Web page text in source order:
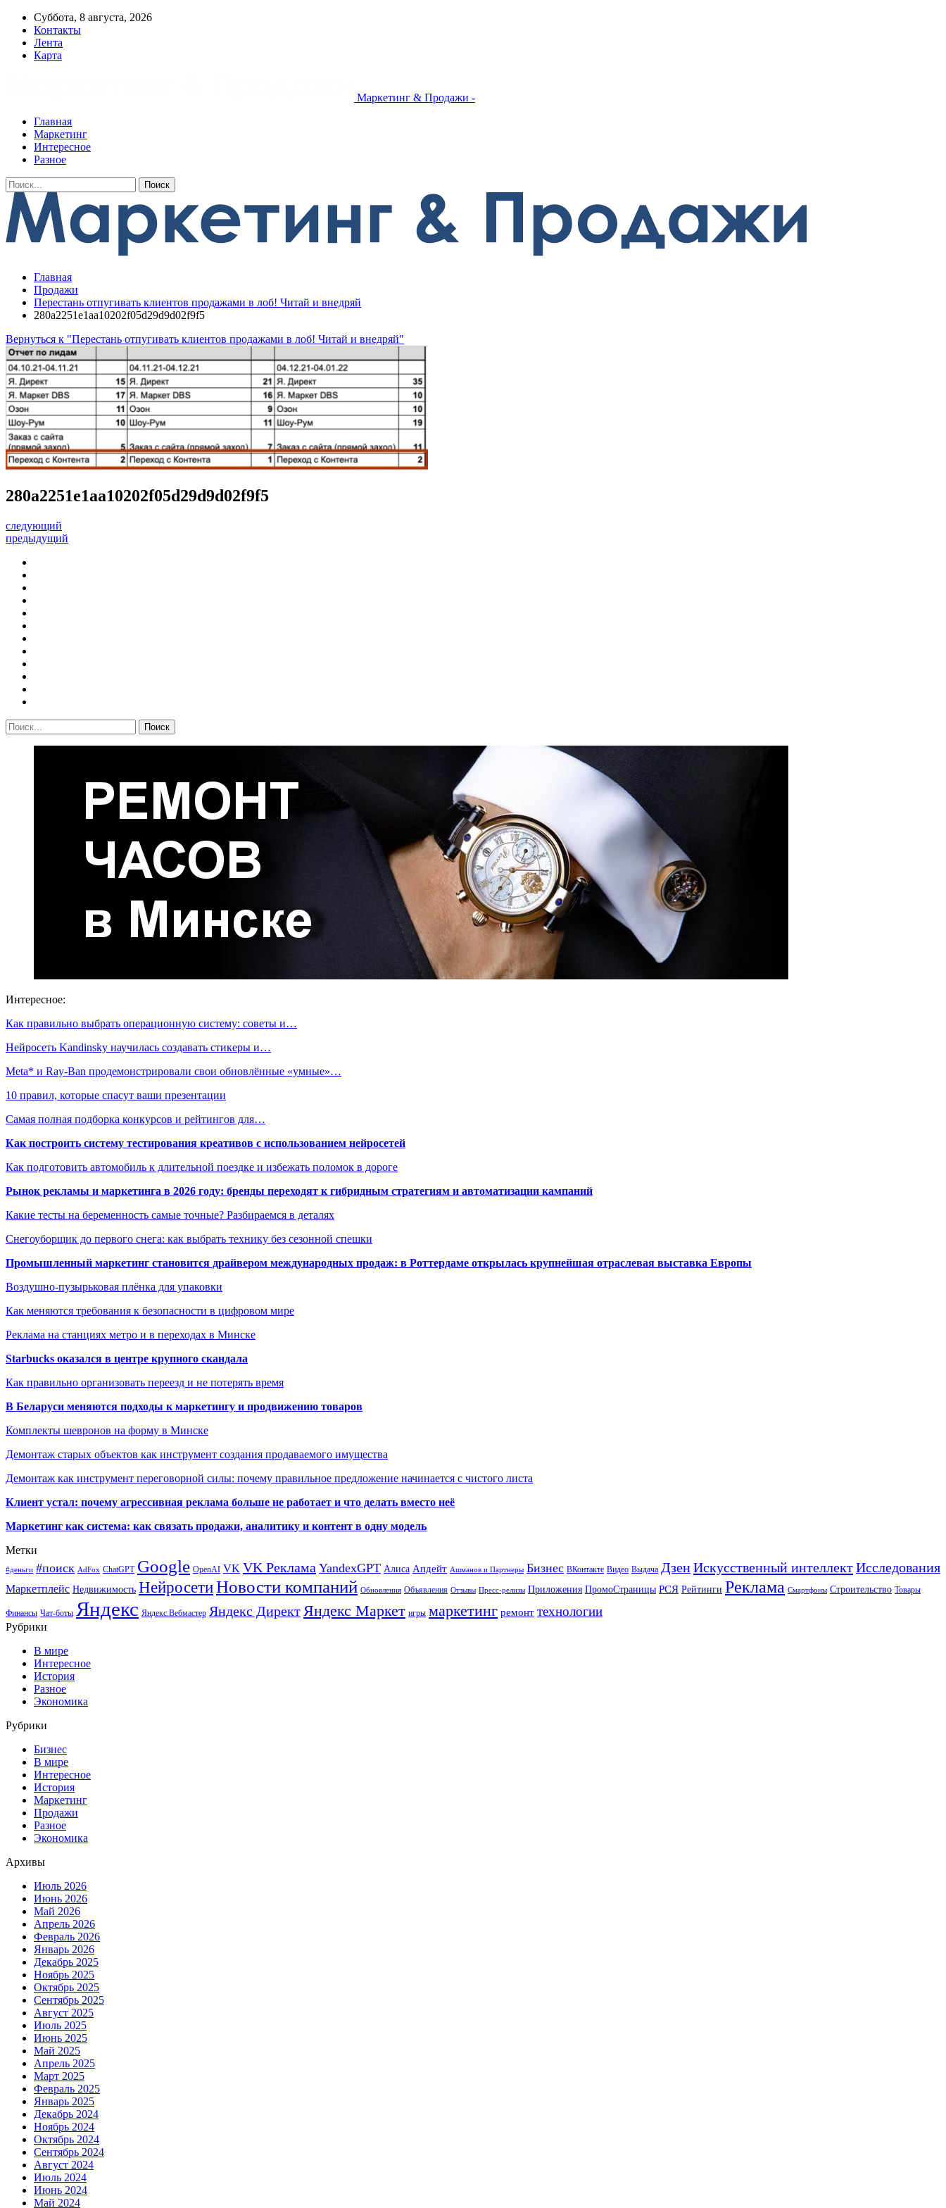
Суббота, 8 августа, 2026
Контакты
Лента
Карта
Маркетинг & Продажи -
Главная
Маркетинг
Интересное
Разное
Главная
Продажи
Перестань отпугивать клиентов продажами в лоб! Читай и внедряй
280a2251e1aa10202f05d29d9d02f9f5
Вернуться к "Перестань отпугивать клиентов продажами в лоб! Читай и внедряй"
280a2251e1aa10202f05d29d9d02f9f5
следующий
предыдущий
Интересное:
Как правильно выбрать операционную систему: советы и…
Нейросеть Kandinsky научилась создавать стикеры и…
Meta* и Ray-Ban продемонстрировали свои обновлённые «умные»…
10 правил, которые спасут ваши презентации
Самая полная подборка конкурсов и рейтингов для…
Как построить систему тестирования креативов с использованием нейросетей
Как подготовить автомобиль к длительной поездке и избежать поломок в дороге
Рынок рекламы и маркетинга в 2026 году: бренды переходят к гибридным стратегиям и автоматизации кампаний
Какие тесты на беременность самые точные? Разбираемся в деталях
Снегоуборщик до первого снега: как выбрать технику без сезонной спешки
Промышленный маркетинг становится драйвером международных продаж: в Роттердаме открылась крупнейшая отраслевая выставка Европы
Воздушно-пузырьковая плёнка для упаковки
Как меняются требования к безопасности в цифровом мире
Реклама на станциях метро и в переходах в Минске
Starbucks оказался в центре крупного скандала
Как правильно организовать переезд и не потерять время
В Беларуси меняются подходы к маркетингу и продвижению товаров
Комплекты шевронов на форму в Минске
Демонтаж старых объектов как инструмент создания продаваемого имущества
Демонтаж как инструмент переговорной силы: почему правильное предложение начинается с чистого листа
Клиент устал: почему агрессивная реклама больше не работает и что делать вместо неё
Маркетинг как система: как связать продажи, аналитику и контент в одну модель
Метки
#деньги #поиск AdFox ChatGPT Google OpenAI VK VK Реклама YandexGPT Алиса Апдейт Ашманов и Партнеры Бизнес ВКонтакте Видео Выдача ДзенИскусственный интеллектИсследования
Маркетплейс Недвижимость НейросетиНовости компаний Обновления Объявления Отзывы Пресс-релизы Приложения ПромоСтраницы РСЯ Рейтинги Реклама Смартфоны Строительство Товары
Финансы Чат-боты Яндекс Яндекс.Вебмастер Яндекс Директ Яндекс Маркет игры маркетинг ремонт технологии
Рубрики
В мире
Интересное
История
Разное
Экономика
Рубрики
Бизнес
В мире
Интересное
История
Маркетинг
Продажи
Разное
Экономика
Архивы
Июль 2026
Июнь 2026
Май 2026
Апрель 2026
Февраль 2026
Январь 2026
Декабрь 2025
Ноябрь 2025
Октябрь 2025
Сентябрь 2025
Август 2025
Июль 2025
Июнь 2025
Май 2025
Апрель 2025
Март 2025
Февраль 2025
Январь 2025
Декабрь 2024
Ноябрь 2024
Октябрь 2024
Сентябрь 2024
Август 2024
Июль 2024
Июнь 2024
Май 2024